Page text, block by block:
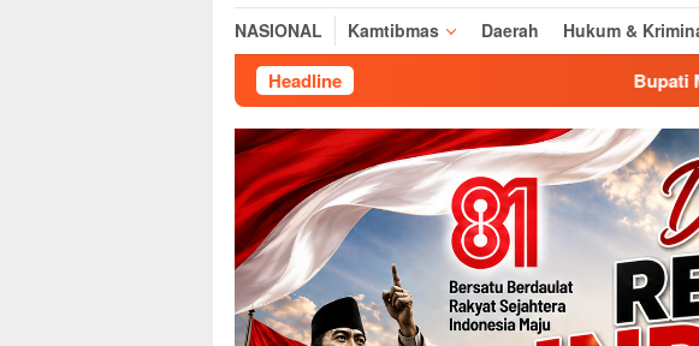
NASIONAL Kamtibmas Daerah Hukum &
Headline Bupati Majalengka Dukung